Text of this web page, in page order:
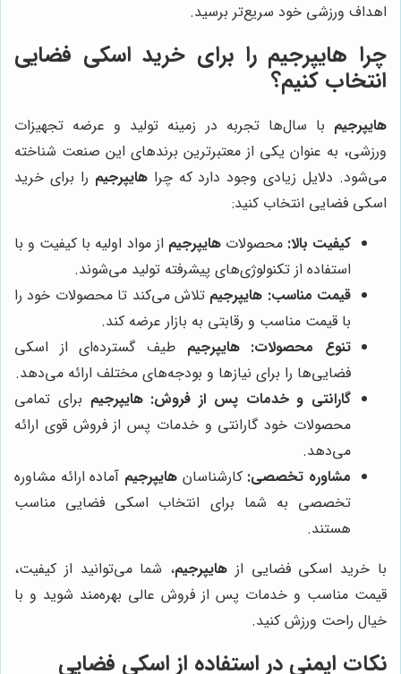
اهداف ورزشی خود سریع‌تر برسید.
چرا هایپرجیم را برای خرید اسکی فضایی
انتخاب کنیم؟
هایپرجیم با سال‌ها تجربه در زمینه تولید و عرضه تجهیزات
ورزشی، به عنوان یکی از معتبرترین برندهای این صنعت شناخته
می‌شود. دلایل زیادی وجود دارد که چراهایپرجیم را برای خرید
اسکی فضایی انتخاب کنید:
کیفیت بالا: محصولاتهایپرجیم از مواد اولیه با کیفیت و با
استفاده از تکنولوژی‌های پیشرفته تولید می‌شوند.
قیمت مناسب: هایپرجیم تلاش می‌کند تا محصولات خود را
با قیمت مناسب و رقابتی به بازار عرضه کند.
تنوع محصولات: هایپرجیم طیف گسترده‌ای از اسکی
فضایی‌ها را برای نیازها و بودجه‌های مختلف ارائه می‌دهد.
گارانتی و خدمات پس از فروش: هایپرجیم برای تمامی
محصولات خود گارانتی و خدمات پس از فروش قوی ارائه
می‌دهد.
مشاوره تخصصی: کارشناسان هایپرجیم آماده ارائه مشاوره
تخصصی به شما برای انتخاب اسکی فضایی مناسب
هستند.
با خرید اسکی فضایی از هایپرجیم، شما می‌توانید از کیفیت،
قیمت مناسب و خدمات پس از فروش عالی بهره‌مند شوید و با
خیال راحت ورزش کنید.
نکات ایمنی در استفاده از اسکی فضایی